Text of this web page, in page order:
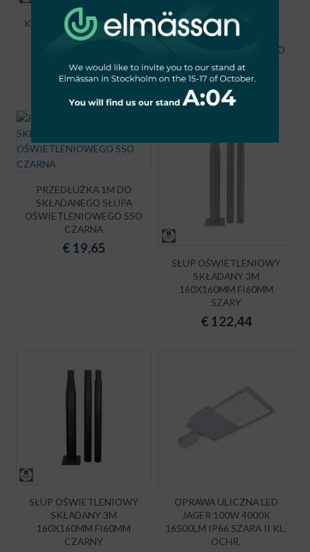
KOTWA FUNDAMENTOWA
DO SŁUPA
160X160MM
€14,24
PRZEDŁUŻKA 1M DO
SKŁADANEGO SŁUPA
OŚWIETLENIOWEGO SSO
SZARA
€19,65
PRZEDŁUŻKA 1M DO
SKŁADANEGO SŁUPA
OŚWIETLENIOWEGO SSO
CZARNA
€ 19,65
SŁUP OŚWIETLENIOWY
SKŁADANY 3M
160X160MM FI60MM
SZARY
€ 122,44
SŁUP OŚWIETLENIOWY
SKŁADANY 3M
160X160MM FI60MM
CZARNY
OPRAWA ULICZNA LED
JAGER 100W 4000K
16500LM IP66 SZARA II KL.
OCHR.